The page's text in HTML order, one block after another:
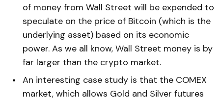
of money from Wall Street will be expended to
speculate on the price of Bitcoin (which is the
underlying asset) based on its economic
power. As we all know, Wall Street money is by
far larger than the crypto market.
An interesting case study is that the COMEX
market, which allows Gold and Silver futures